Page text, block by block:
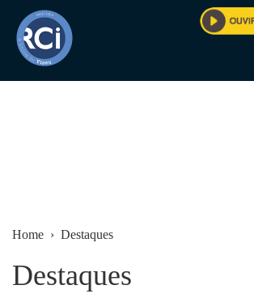
Home › Destaques
Destaques